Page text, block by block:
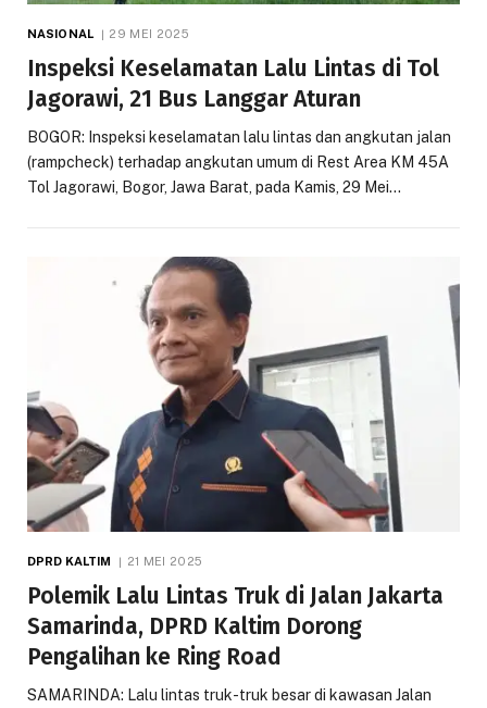
NASIONAL 29 MEI 2025
Inspeksi Keselamatan Lalu Lintas di Tol
Jagorawi, 21 Bus Langgar Aturan
BOGOR: Inspeksi keselamatan lalu lintas dan angkutan jalan
(rampcheck) terhadap angkutan umum di Rest Area KM 45A
Tol Jagorawi, Bogor, Jawa Barat, pada Kamis, 29 Mei…
DPRD KALTIM 21 MEI 2025
Polemik Lalu Lintas Truk di Jalan Jakarta
Samarinda, DPRD Kaltim Dorong
Pengalihan ke Ring Road
SAMARINDA: Lalu lintas truk-truk besar di kawasan Jalan